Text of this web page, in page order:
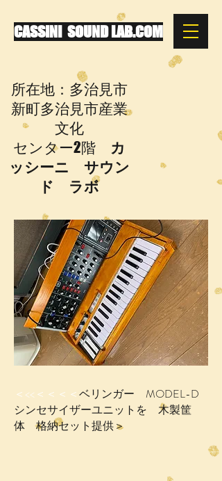
CASSINI SOUND LAB.COM
所在地：多治見市
新町多治見市産業
文化
センター2階 カ
ッシーニ サウン
ド ラボ
＜<<＜＜＜＜ベリンガー MODEL-D
シンセサイザーユニットを 木製筐
体 格納セット提供＞